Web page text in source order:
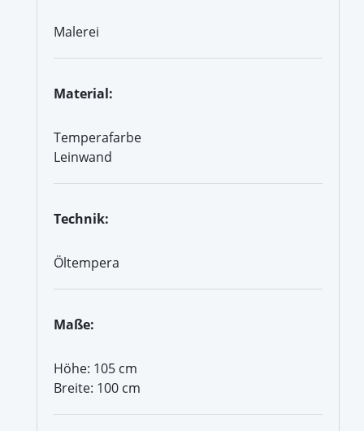
Malerei
Material:
Temperafarbe
Leinwand
Technik:
Öltempera
Maße:
Höhe: 105 cm
Breite: 100 cm